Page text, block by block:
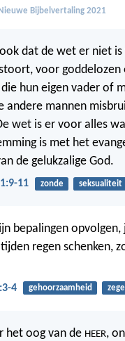
Nieuwe Bijbelvertaling 2021
dat de wet er niet
voor
hun eigen vader of
andere mannen
wet is er voor alles
is met het
de gelukzalige God.
11 zonde seksualiteit
bepalingen
regen schenken,
4 gehoorzaamheid
het oog van de HEER,